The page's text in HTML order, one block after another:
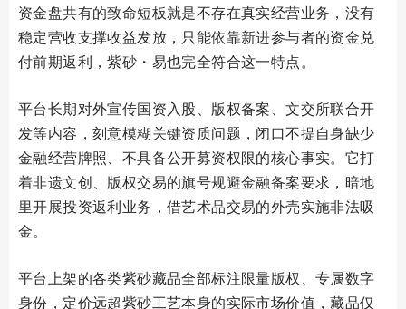
资金盘共有的致命短板就是不存在真实经营业务，没有
稳定营收支撑收益发放，只能依靠新进参与者的资金兑
付前期返利，紫砂・易也完全符合这一特点。
平台长期对外宣传国资入股、版权备案、文交所联合开
发等内容，刻意模糊关键资质问题，闭口不提自身缺少
金融经营牌照、不具备公开募资权限的核心事实。它打
着非遗文创、版权交易的旗号规避金融备案要求，暗地
里开展投资返利业务，借艺术品交易的外壳实施非法吸
金。
平台上架的各类紫砂藏品全部标注限量版权、专属数字
身份，定价远超紫砂工艺本身的实际市场价值，藏品仅